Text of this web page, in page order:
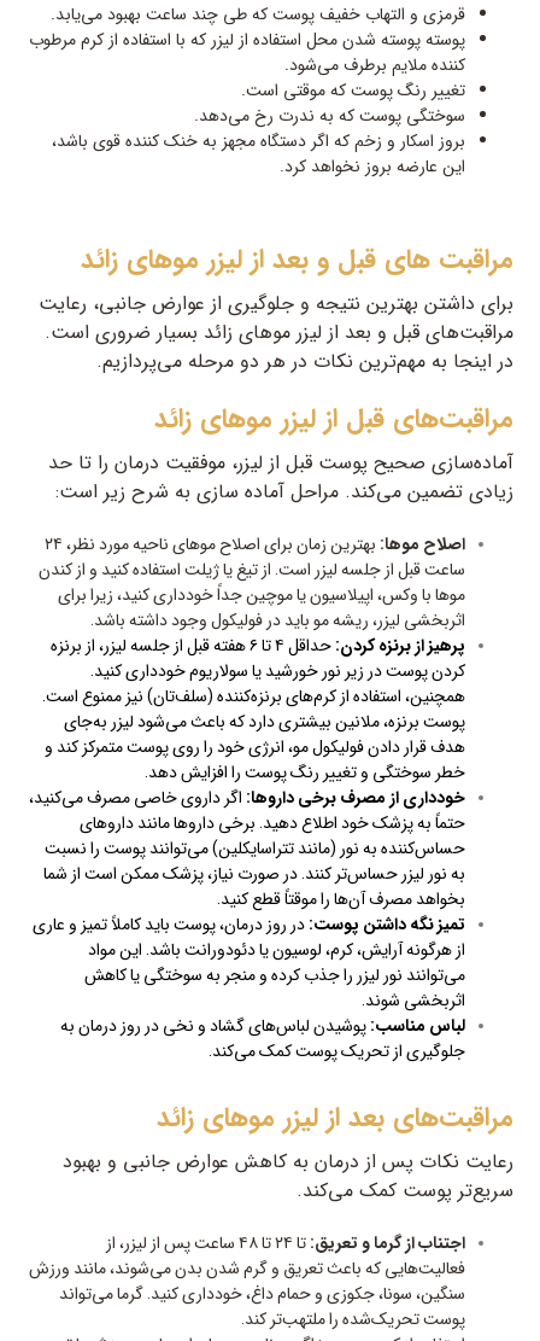
قرمزی و التهاب خفیف پوست که طی چند ساعت بهبود می‌یابد.
پوسته پوسته شدن محل استفاده از لیزر که با استفاده از کرم مرطوب
کننده ملایم برطرف می‌شود.
تغییر رنگ پوست که موقتی است.
سوختگی پوست که به ندرت رخ می‌دهد.
بروز اسکار و زخم که اگر دستگاه مجهز به خنک کننده قوی باشد،
این عارضه بروز نخواهد کرد.
مراقبت های قبل و بعد از لیزر موهای زائد
برای داشتن بهترین نتیجه و جلوگیری از عوارض جانبی، رعایت
مراقبت‌های قبل و بعد از لیزر موهای زائد بسیار ضروری است.
در اینجا به مهم‌ترین نکات در هر دو مرحله می‌پردازیم.
مراقبت‌های قبل از لیزر موهای زائد
آماده‌سازی صحیح پوست قبل از لیزر، موفقیت درمان را تا حد
زیادی تضمین می‌کند. مراحل آماده سازی به شرح زیر است:
اصلاح موها:
بهترین زمان برای اصلاح موهای ناحیه مورد نظر، ۲۴
ساعت قبل از جلسه لیزر است. از تیغ یا ژیلت استفاده کنید و از کندن
موها با وکس، اپیلاسیون یا موچین جداً خودداری کنید، زیرا برای
اثربخشی لیزر، ریشه مو باید در فولیکول وجود داشته باشد.
پرهیز از برنزه کردن:
حداقل ۴ تا ۶ هفته قبل از جلسه لیزر، از برنزه
کردن پوست در زیر نور خورشید یا سولاریوم خودداری کنید.
همچنین، استفاده از کرم‌های برنزه‌کننده (سلف‌تان) نیز ممنوع است.
پوست برنزه، ملانین بیشتری دارد که باعث می‌شود لیزر به‌جای
هدف قرار دادن فولیکول مو، انرژی خود را روی پوست متمرکز کند و
خطر سوختگی و تغییر رنگ پوست را افزایش دهد.
خودداری از مصرف برخی داروها: اگر داروی خاصی مصرف می‌کنید،
حتماً به پزشک خود اطلاع دهید. برخی داروها مانند داروهای
حساس‌کننده به نور (مانند تتراسایکلین) می‌توانند پوست را نسبت
به نور لیزر حساس‌تر کنند. در صورت نیاز، پزشک ممکن است از شما
بخواهد مصرف آن‌ها را موقتاً قطع کنید.
تمیز نگه داشتن پوست: در روز درمان، پوست باید کاملاً تمیز و عاری
از هرگونه آرایش، کرم، لوسیون یا دئودورانت باشد. این مواد
می‌توانند نور لیزر را جذب کرده و منجر به سوختگی یا کاهش
اثربخشی شوند.
لباس مناسب:پوشیدن لباس‌های گشاد و نخی در روز درمان به
جلوگیری از تحریک پوست کمک می‌کند.
مراقبت‌های بعد از لیزر موهای زائد
رعایت نکات پس از درمان به کاهش عوارض جانبی و بهبود
سریع‌تر پوست کمک می‌کند.
اجتناب از گرما و تعریق:
تا ۲۴ تا ۴۸ ساعت پس از لیزر، از
فعالیت‌هایی که باعث تعریق و گرم شدن بدن می‌شوند، مانند ورزش
سنگین، سونا، جکوزی و حمام داغ، خودداری کنید. گرما می‌تواند
پوست تحریک‌شده را ملتهب‌تر کند.